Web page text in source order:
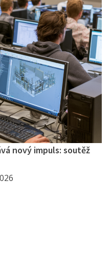
nový impuls: soutěž